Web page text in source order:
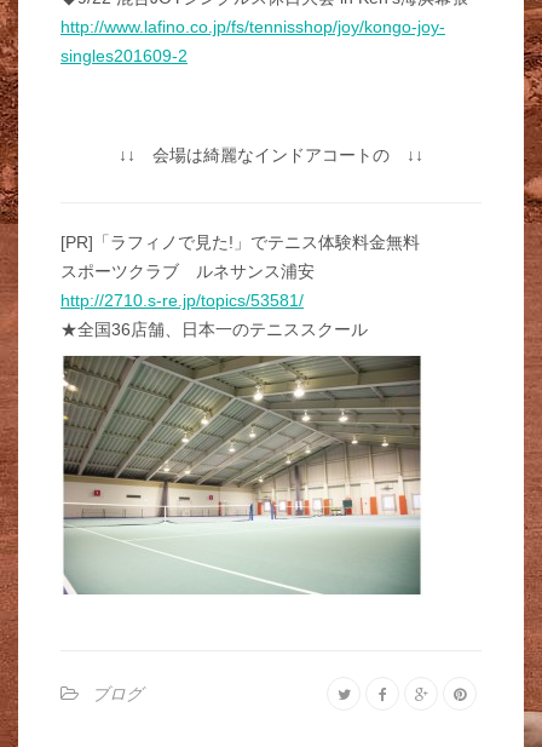
http://www.lafino.co.jp/fs/tennisshop/joy/kongo-joy-
singles201609-2
↓↓ 会場は綺麗なインドアコートの ↓↓
[PR]「ラフィノで見た!」でテニス体験料金無料
スポーツクラブ ルネサンス浦安
http://2710.s-re.jp/topics/53581/
★全国36店舗、日本一のテニススクール
ブログ